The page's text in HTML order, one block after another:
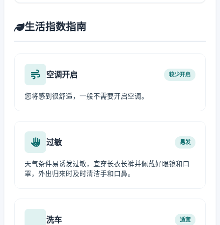
生活指数指南
空调开启 较少开启
您将感到很舒适，一般不需要开启空调。
过敏 易发
天气条件易诱发过敏，宜穿长衣长裤并佩戴好眼镜和口
罩，外出归来时及时清洁手和口鼻。
洗车 适宜